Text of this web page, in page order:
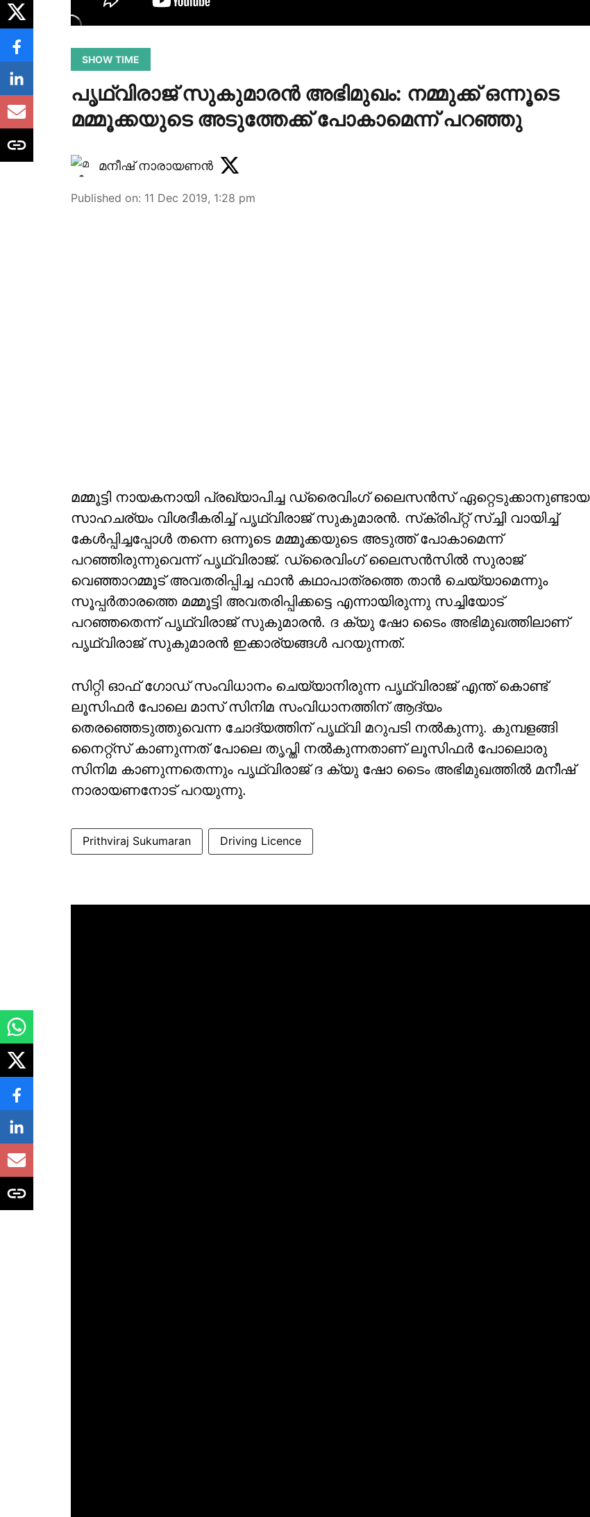
SHOW TIME
പൃഥ്വിരാജ് സുകുമാരന്‍ അഭിമുഖം: നമ്മുക്ക് ഒന്നൂടെ
മമ്മൂക്കയുടെ അടുത്തേക്ക് പോകാമെന്ന് പറഞ്ഞു
മനീഷ് നാരായണന്‍
Published on: 11 Dec 2019, 1:28 pm
മമ്മൂട്ടി നായകനായി പ്രഖ്യാപിച്ച ഡ്രൈവിംഗ് ലൈസന്‍സ് ഏറ്റെടുക്കാനുണ്ടായ
സാഹചര്യം വിശദീകരിച്ച് പൃഥ്വിരാജ് സുകുമാരന്‍. സ്‌ക്രിപ്റ്റ് സ്ച്ചി വായിച്ച്
കേള്‍പ്പിച്ചപ്പോള്‍ തന്നെ ഒന്നൂടെ മമ്മൂക്കയുടെ അടുത്ത് പോകാമെന്ന്
പറഞ്ഞിരുന്നുവെന്ന് പൃഥ്വിരാജ്. ഡ്രൈവിംഗ് ലൈസന്‍സില്‍ സുരാജ്
വെഞ്ഞാറമ്മൂട് അവതരിപ്പിച്ച ഫാന്‍ കഥാപാത്രത്തെ താന്‍ ചെയ്യാമെന്നും
സൂപ്പര്‍താരത്തെ മമ്മൂട്ടി അവതരിപ്പിക്കട്ടെ എന്നായിരുന്നു സച്ചിയോട്
പറഞ്ഞതെന്ന് പൃഥ്വിരാജ് സുകുമാരന്‍. ദ ക്യു ഷോ ടൈം അഭിമുഖത്തിലാണ്
പൃഥ്വിരാജ് സുകുമാരന്‍ ഇക്കാര്യങ്ങള്‍ പറയുന്നത്.
സിറ്റി ഓഫ് ഗോഡ് സംവിധാനം ചെയ്യാനിരുന്ന പൃഥ്വിരാജ് എന്ത് കൊണ്ട്
ലൂസിഫര്‍ പോലെ മാസ് സിനിമ സംവിധാനത്തിന് ആദ്യം
തെരഞ്ഞെടുത്തുവെന്ന ചോദ്യത്തിന് പൃഥ്വി മറുപടി നല്‍കുന്നു. കുമ്പളങ്ങി
നൈറ്റ്‌സ് കാണുന്നത് പോലെ തൃപ്തി നല്‍കുന്നതാണ് ലൂസിഫര്‍ പോലൊരു
സിനിമ കാണുന്നതെന്നും പൃഥ്വിരാജ് ദ ക്യു ഷോ ടൈം അഭിമുഖത്തില്‍ മനീഷ്
നാരായണനോട് പറയുന്നു.
Prithviraj Sukumaran Driving Licence